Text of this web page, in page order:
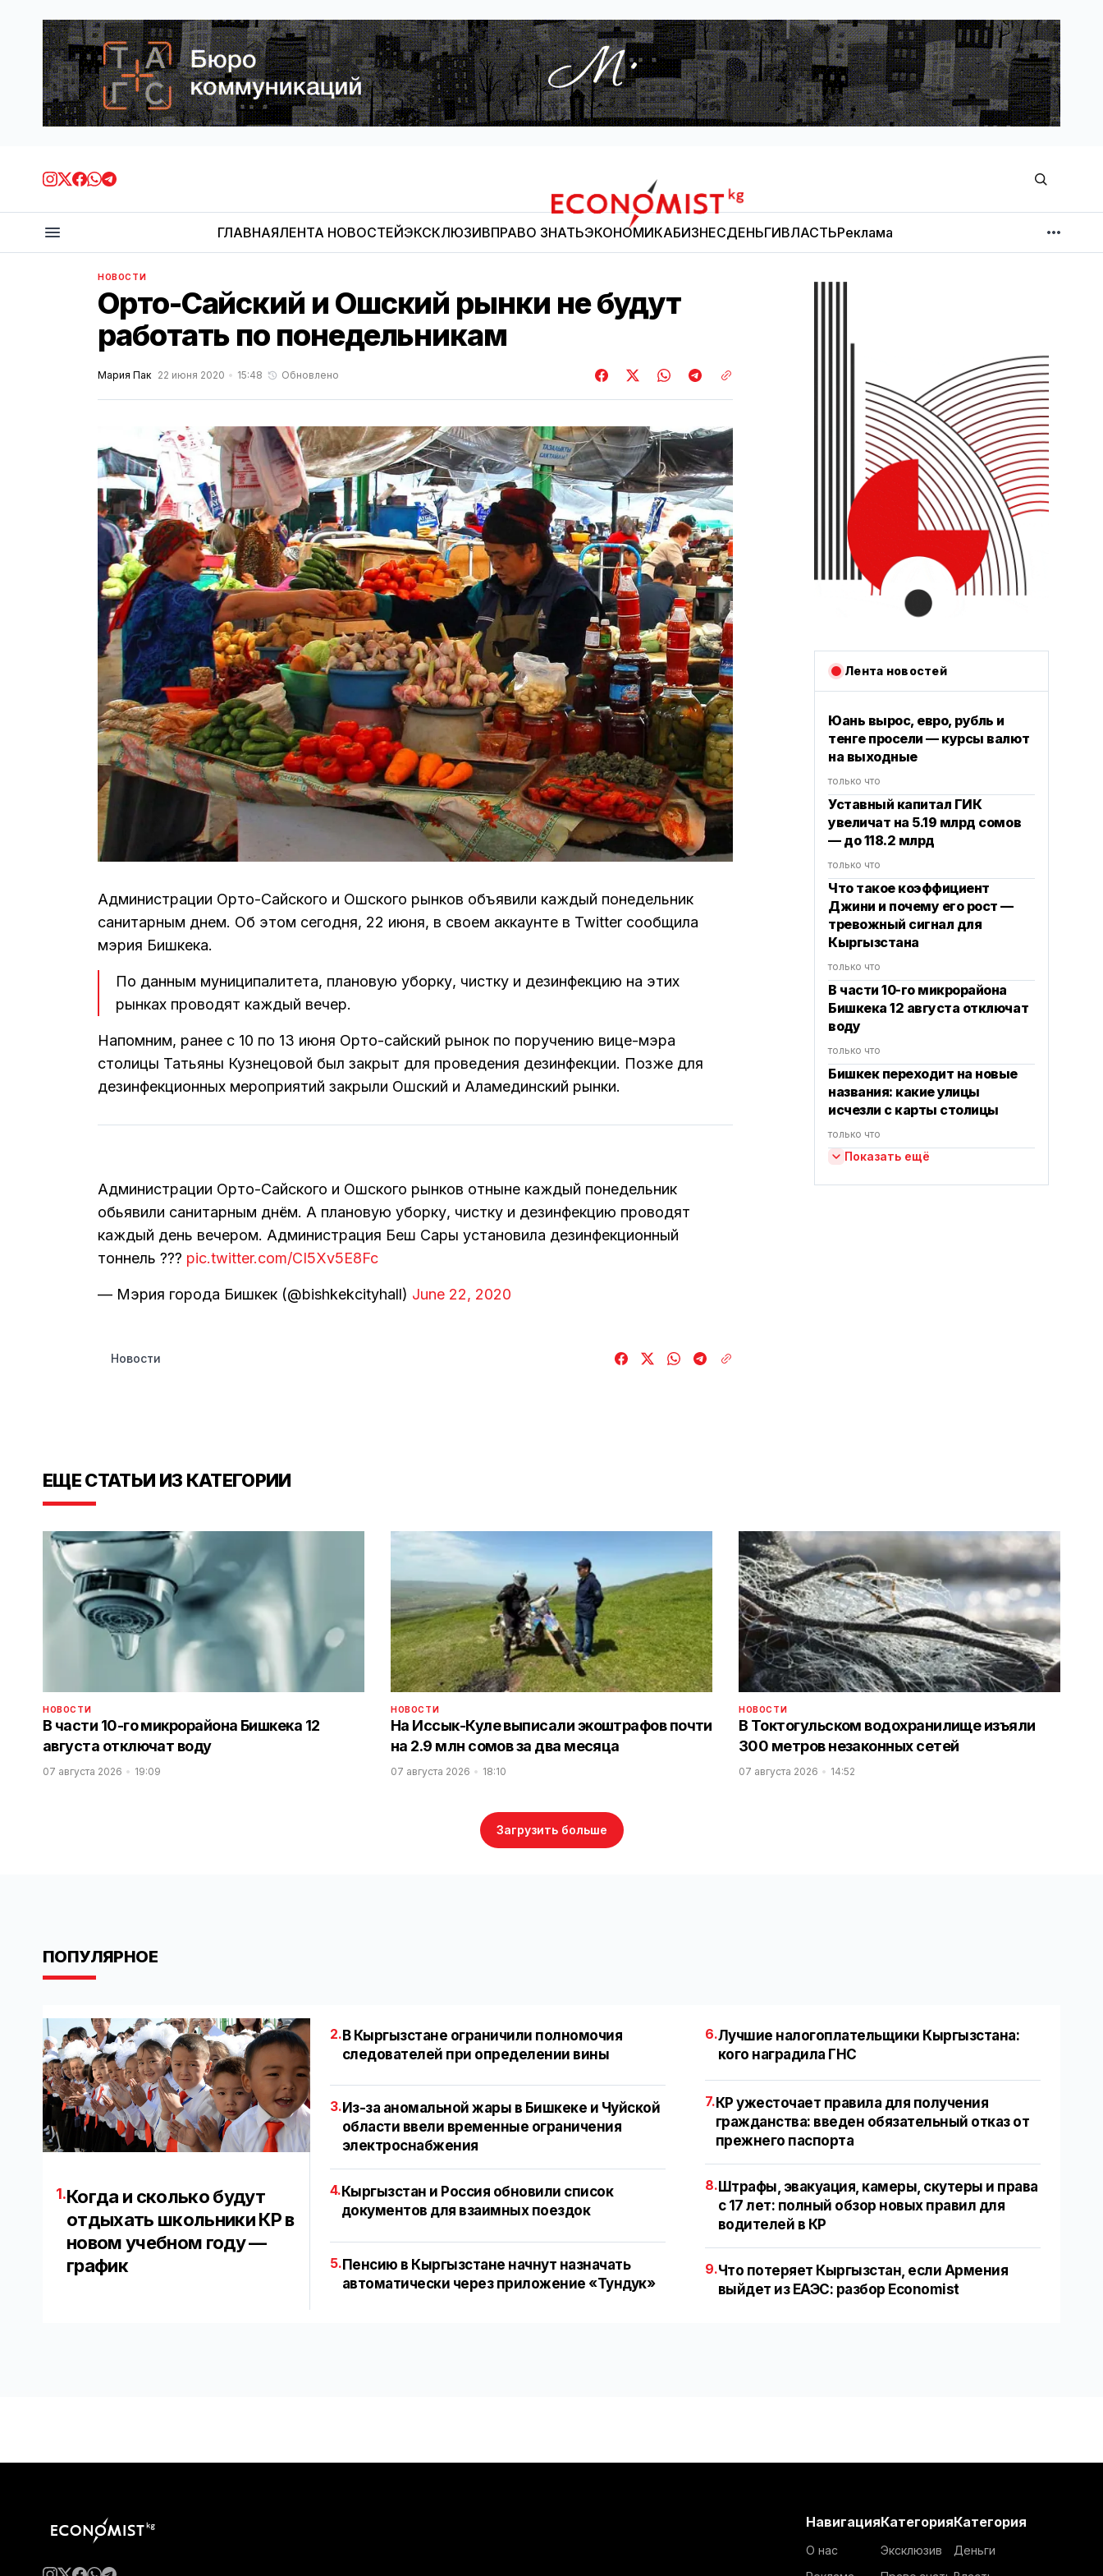
Economist.kg
ГЛАВНАЯЛЕНТА НОВОСТЕЙЭКСКЛЮЗИВПРАВО ЗНАТЬЭКОНОМИКАБИЗНЕСДЕНЬГИВЛАСТЬРеклама
МНЕНИЕ
НОВОСТИ
Орто-Сайский и Ошский рынки не будут
работать по понедельникам
Мария Пак 22 июня 2020 15:48 Обновлено
Администрации Орто-Сайского и Ошского рынков объявили каждый понедельник
санитарным днем. Об этом сегодня, 22 июня, в своем аккаунте в Twitter сообщила
мэрия Бишкека.
По данным муниципалитета, плановую уборку, чистку и дезинфекцию на этих
рынках проводят каждый вечер.
Напомним, ранее с 10 по 13 июня Орто-сайский рынок по поручению вице-мэра
столицы Татьяны Кузнецовой был закрыт для проведения дезинфекции. Позже для
дезинфекционных мероприятий закрыли Ошский и Аламединский рынки.
Администрации Орто-Сайского и Ошского рынков отныне каждый понедельник
обьявили санитарным днём. А плановую уборку, чистку и дезинфекцию проводят
каждый день вечером. Администрация Беш Сары установила дезинфекционный
тоннель ??? pic.twitter.com/CI5Xv5E8Fc
— Мэрия города Бишкек (@bishkekcityhall) June 22, 2020
Новости
Лента новостей
Юань вырос, евро, рубль и
тенге просели — курсы валют
на выходные
только что
Уставный капитал ГИК
увеличат на 5.19 млрд сомов
— до 118.2 млрд
только что
Что такое коэффициент
Джини и почему его рост —
тревожный сигнал для
Кыргызстана
только что
В части 10-го микрорайона
Бишкека 12 августа отключат
воду
только что
Бишкек переходит на новые
названия: какие улицы
исчезли с карты столицы
только что
Показать ещё
ЕЩЕ СТАТЬИ ИЗ КАТЕГОРИИ
НОВОСТИ
В части 10-го микрорайона Бишкека 12
августа отключат воду
07 августа 2026 19:09
НОВОСТИ
На Иссык-Куле выписали экоштрафов почти
на 2.9 млн сомов за два месяца
07 августа 2026 18:10
НОВОСТИ
В Токтогульском водохранилище изъяли
300 метров незаконных сетей
07 августа 2026 14:52
Загрузить больше
ПОПУЛЯРНОЕ
1.Когда и сколько будут
отдыхать школьники КР в
новом учебном году —
график
2.В Кыргызстане ограничили полномочия
следователей при определении вины
3. Из-за аномальной жары в Бишкеке и Чуйской
области ввели временные ограничения
электроснабжения
4. Кыргызстан и Россия обновили список
документов для взаимных поездок
5. Пенсию в Кыргызстане начнут назначать
автоматически через приложение «Тундук»
6.Лучшие налогоплательщики Кыргызстана:
кого наградила ГНС
7.КР ужесточает правила для получения
гражданства: введен обязательный отказ от
прежнего паспорта
8.Штрафы, эвакуация, камеры, скутеры и права
с 17 лет: полный обзор новых правил для
водителей в КР
9.Что потеряет Кыргызстан, если Армения
выйдет из ЕАЭС: разбор Economist
Навигация
О нас
Категория
Эксклюзив
Категория
Деньги